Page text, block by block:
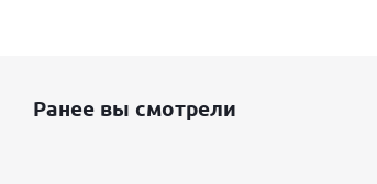
Ранее вы смотрели